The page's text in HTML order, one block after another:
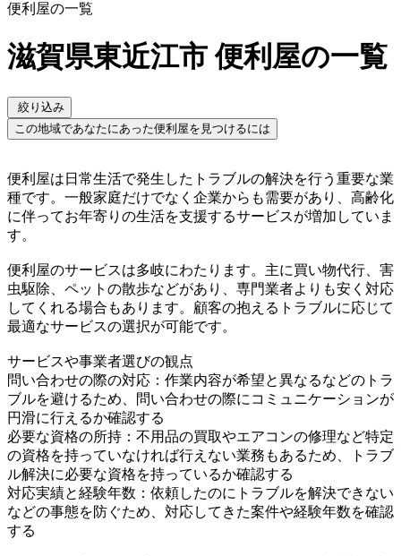
便利屋の一覧
滋賀県東近江市 便利屋の一覧
絞り込み
この地域であなたにあった便利屋を見つけるには
便利屋は日常生活で発生したトラブルの解決を行う重要な業
種です。一般家庭だけでなく企業からも需要があり、高齢化
に伴ってお年寄りの生活を支援するサービスが増加していま
す。
便利屋のサービスは多岐にわたります。主に買い物代行、害
虫駆除、ペットの散歩などがあり、専門業者よりも安く対応
してくれる場合もあります。顧客の抱えるトラブルに応じて
最適なサービスの選択が可能です。
サービスや事業者選びの観点
問い合わせの際の対応：作業内容が希望と異なるなどのトラ
ブルを避けるため、問い合わせの際にコミュニケーションが
円滑に行えるか確認する
必要な資格の所持：不用品の買取やエアコンの修理など特定
の資格を持っていなければ行えない業務もあるため、トラブ
ル解決に必要な資格を持っているか確認する
対応実績と経験年数：依頼したのにトラブルを解決できない
などの事態を防ぐため、対応してきた案件や経験年数を確認
する